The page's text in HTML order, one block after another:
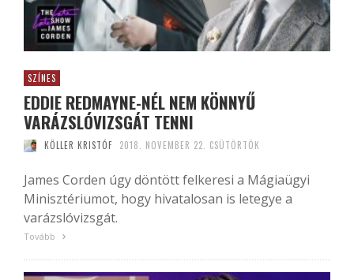
SZÍNES
EDDIE REDMAYNE-NÉL NEM KÖNNYŰ
VARÁZSLÓVIZSGÁT TENNI
KÖLLER KRISTÓF 2018. NOVEMBER 22. CSÜTÖRTÖK
James Corden úgy döntött felkeresi a Mágiaügyi
Minisztériumot, hogy hivatalosan is letegye a
varázslóvizsgát.
Tovább